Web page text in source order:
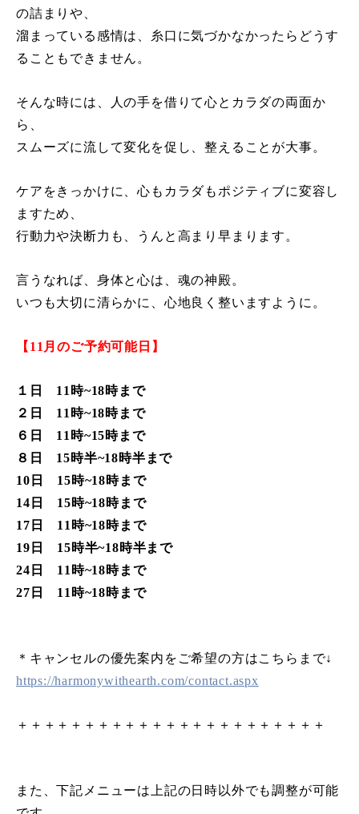
の詰まりや、
溜まっている感情は、糸口に気づかなかったらどうす
ることもできません。
そんな時には、人の手を借りて心とカラダの両面か
ら、
スムーズに流して変化を促し、整えることが大事。
ケアをきっかけに、心もカラダもポジティブに変容し
ますため、
行動力や決断力も、うんと高まり早まります。
言うなれば、身体と心は、魂の神殿。
いつも大切に清らかに、心地良く整いますように。
【11月のご予約可能日】
１日 11時~18時まで
２日 11時~18時まで
６日 11時~15時まで
８日 15時半~18時半まで
10日 15時~18時まで
14日 15時~18時まで
17日 11時~18時まで
19日 15時半~18時半まで
24日 11時~18時まで
27日 11時~18時まで
＊キャンセルの優先案内をご希望の方はこちらまで↓
https://harmonywithearth.com/contact.aspx
＋＋＋＋＋＋＋＋＋＋＋＋＋＋＋＋＋＋＋＋＋＋＋
また、下記メニューは上記の日時以外でも調整が可能